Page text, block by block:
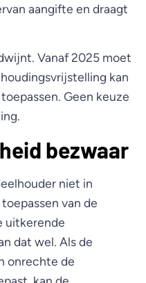
aangifte en draagt
Vanaf 2025 moet
kan
Geen keuze
bezwaar
niet in
van de
uitkerende
dat wel. Als de
onrechte de